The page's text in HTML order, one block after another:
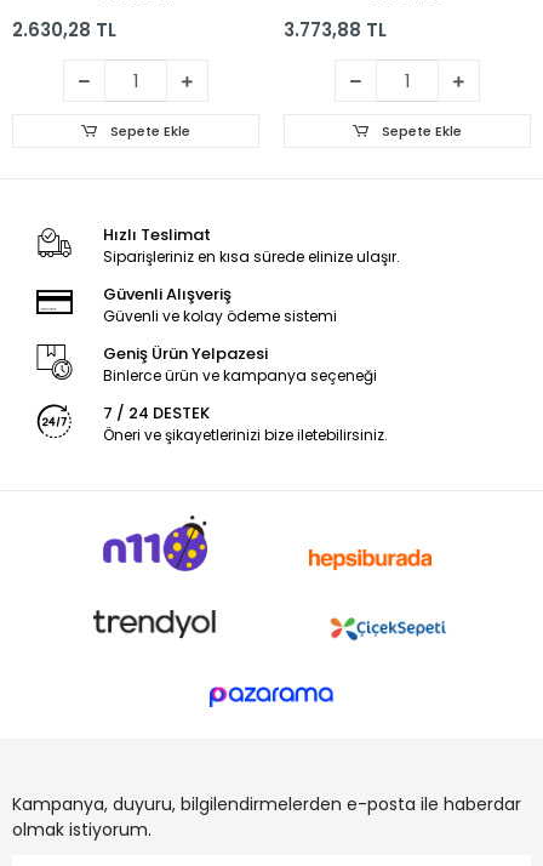
2.630,28 TL
Sepete Ekle
3.773,88 TL
Sepete Ekle
Hızlı Teslimat
Siparişleriniz en kısa sürede elinize ulaşır.
Güvenli Alışveriş
Güvenli ve kolay ödeme sistemi
Geniş Ürün Yelpazesi
Binlerce ürün ve kampanya seçeneği
7 / 24 DESTEK
Öneri ve şikayetlerinizi bize iletebilirsiniz.
Kampanya, duyuru, bilgilendirmelerden e-posta ile haberdar
olmak istiyorum.